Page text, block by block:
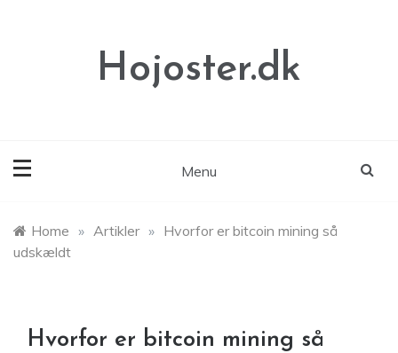
Hojoster.dk
Menu
Home » Artikler » Hvorfor er bitcoin mining så
udskældt
Hvorfor er bitcoin mining så